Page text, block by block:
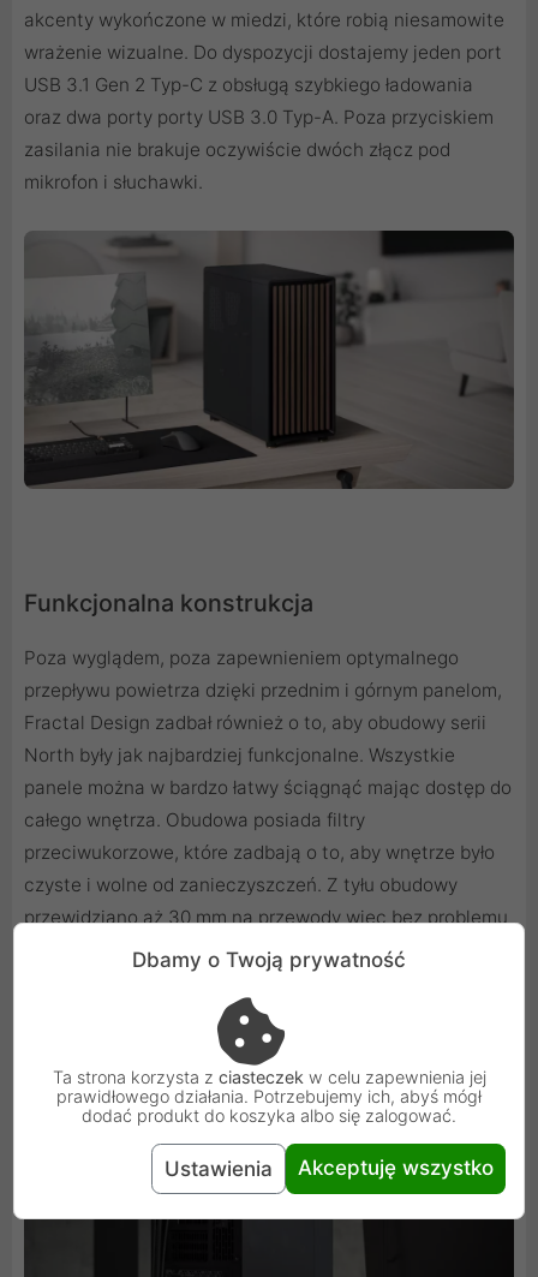
akcenty wykończone w miedzi, które robią niesamowite
wrażenie wizualne. Do dyspozycji dostajemy jeden port
USB 3.1 Gen 2 Typ-C z obsługą szybkiego ładowania
oraz dwa porty porty USB 3.0 Typ-A. Poza przyciskiem
zasilania nie brakuje oczywiście dwóch złącz pod
mikrofon i słuchawki.
Funkcjonalna konstrukcja
Poza wyglądem, poza zapewnieniem optymalnego
przepływu powietrza dzięki przednim i górnym panelom,
Fractal Design zadbał również o to, aby obudowy serii
North były jak najbardziej funkcjonalne. Wszystkie
panele można w bardzo łatwy ściągnąć mając dostęp do
całego wnętrza. Obudowa posiada filtry
przeciwukorzowe, które zadbają o to, aby wnętrze było
czyste i wolne od zanieczyszczeń. Z tyłu obudowy
przewidziano aż 30 mm na przewody więc bez problemu
będziecie w stanie zrobić porządną aranżację
zamontowane zaciski na rzepy.
Dbamy o Twoją prywatność
Ta strona korzysta z ciasteczek w celu zapewnienia jej
prawidłowego działania. Potrzebujemy ich, abyś mógł
dodać produkt do koszyka albo się zalogować.
Ustawienia Akceptuję wszystko